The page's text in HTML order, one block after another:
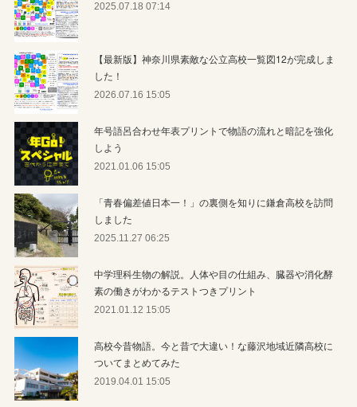
2025.07.18 07:14
【最新版】神奈川県素敵な公立高校一覧図12が完成しま
した！
2026.07.16 15:05
年号語呂合わせ年表プリントで物語の流れと暗記を強化
しよう
2021.01.06 15:05
「青春偏差値日本一！」の裏側を知りに鎌倉高校を訪問
しました
2025.11.27 06:25
中学理科生物の解説。人体や目の仕組み、臓器や消化酵
素の働きがわかるテストつきプリント
2021.01.12 15:05
高校今昔物語。今と昔で大違い！な藤沢地域近隣高校に
ついてまとめてみた
2019.04.01 15:05